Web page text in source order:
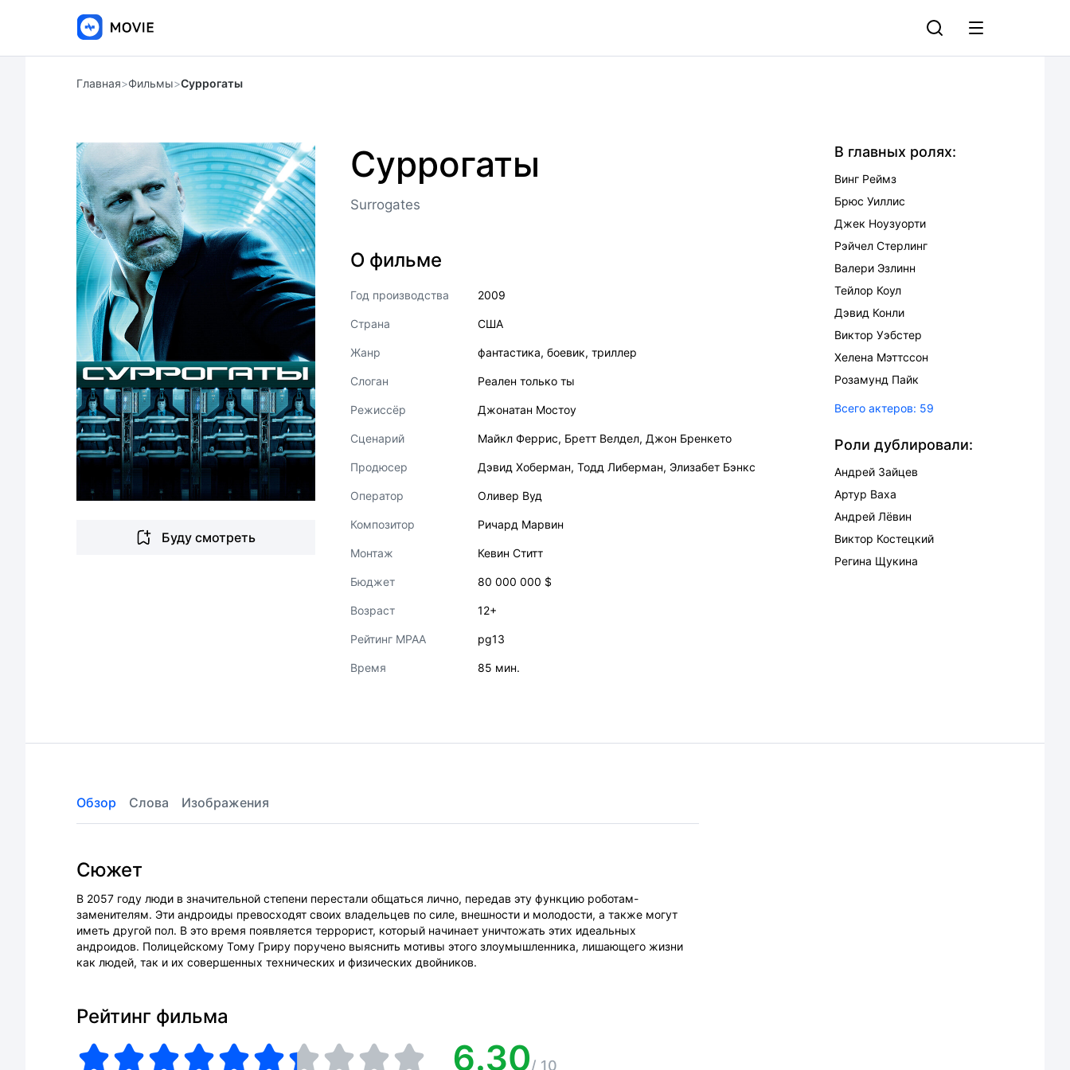
Главная>Фильмы>Суррогаты
Буду смотреть
Суррогаты
Surrogates
О фильме
Год производства 2009
Страна США
Жанр фантастика, боевик, триллер
Слоган Реален только ты
Режиссёр Джонатан Мостоу
Сценарий Майкл Феррис, Бретт Велдел, Джон Бренкето
Продюсер Дэвид Хоберман, Тодд Либерман, Элизабет Бэнкс
Оператор Оливер Вуд
Композитор Ричард Марвин
Монтаж Кевин Ститт
Бюджет 80 000 000 $
Возраст 12+
Рейтинг MPAA pg13
Время 85 мин.
В главных ролях:
Винг Реймз
Брюс Уиллис
Джек Ноузуорти
Рэйчел Стерлинг
Валери Эзлинн
Тейлор Коул
Дэвид Конли
Виктор Уэбстер
Хелена Мэттссон
Розамунд Пайк
Всего актеров: 59
Роли дублировали:
Андрей Зайцев
Артур Ваха
Андрей Лёвин
Виктор Костецкий
Регина Щукина
Обзор Слова Изображения
Сюжет
В 2057 году люди в значительной степени перестали общаться лично, передав эту функцию роботам-
заменителям. Эти андроиды превосходят своих владельцев по силе, внешности и молодости, а также могут
иметь другой пол. В это время появляется террорист, который начинает уничтожать этих идеальных
андроидов. Полицейскому Тому Гриру поручено выяснить мотивы этого злоумышленника, лишающего жизни
как людей, так и их совершенных технических и физических двойников.
Рейтинг фильма
6.30/ 10